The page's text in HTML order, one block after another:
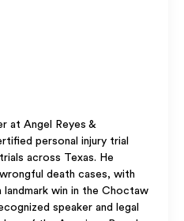
at Angel Reyes &
personal injury trial
across Texas. He
death cases, with
win in the Choctaw
speaker and legal